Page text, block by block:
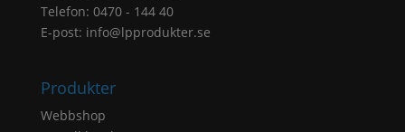
Telefon: 0470 - 144 40
E-post: info@lpprodukter.se
Produkter
Webbshop